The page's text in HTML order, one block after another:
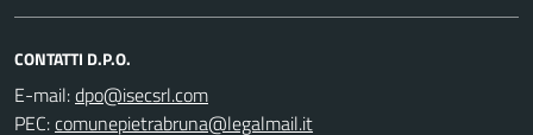
CONTATTI D.P.O.
E-mail:
PEC: